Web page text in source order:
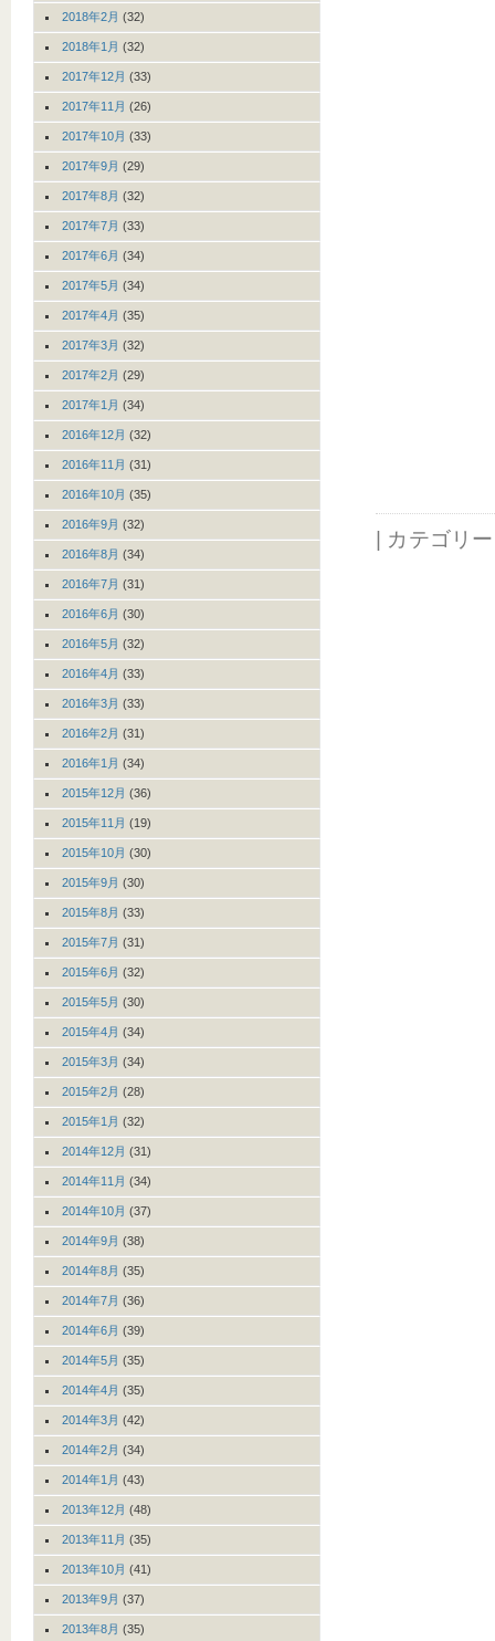
| カテゴリ
2018年2月 (32)
2018年1月 (32)
2017年12月 (33)
2017年11月 (26)
2017年10月 (33)
2017年9月 (29)
2017年8月 (32)
2017年7月 (33)
2017年6月 (34)
2017年5月 (34)
2017年4月 (35)
2017年3月 (32)
2017年2月 (29)
2017年1月 (34)
2016年12月 (32)
2016年11月 (31)
2016年10月 (35)
2016年9月 (32)
2016年8月 (34)
2016年7月 (31)
2016年6月 (30)
2016年5月 (32)
2016年4月 (33)
2016年3月 (33)
2016年2月 (31)
2016年1月 (34)
2015年12月 (36)
2015年11月 (19)
2015年10月 (30)
2015年9月 (30)
2015年8月 (33)
2015年7月 (31)
2015年6月 (32)
2015年5月 (30)
2015年4月 (34)
2015年3月 (34)
2015年2月 (28)
2015年1月 (32)
2014年12月 (31)
2014年11月 (34)
2014年10月 (37)
2014年9月 (38)
2014年8月 (35)
2014年7月 (36)
2014年6月 (39)
2014年5月 (35)
2014年4月 (35)
2014年3月 (42)
2014年2月 (34)
2014年1月 (43)
2013年12月 (48)
2013年11月 (35)
2013年10月 (41)
2013年9月 (37)
2013年8月 (35)